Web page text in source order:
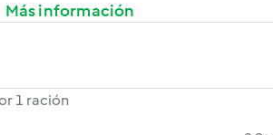
Más información
1 ración